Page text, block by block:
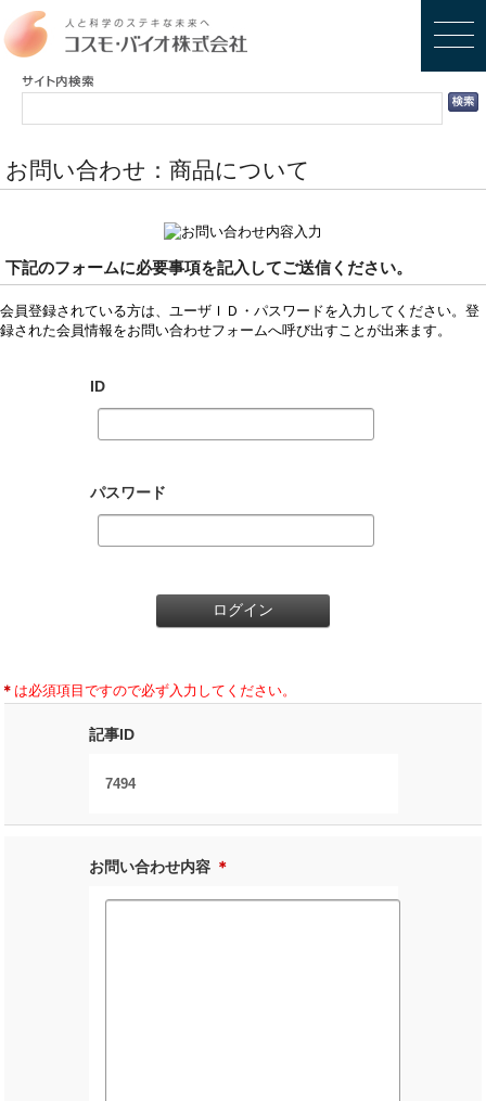
お問い合わせ：商品について
下記のフォームに必要事項を記入してご送信ください。
会員登録されている方は、ユーザＩＤ・パスワードを入力してください。登
録された会員情報をお問い合わせフォームへ呼び出すことが出来ます。
ID
パスワード
＊ は必須項目ですので必ず入力してください。
記事ID
7494
お問い合わせ内容 ＊